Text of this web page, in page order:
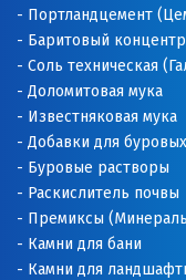
Портландцемент
Баритовый
Соль техническая
Доломитовая мука
Известняковая мука
Добавки для
Буровые растворы
Раскислитель почвы
Премиксы
Камни для бани
Камни для